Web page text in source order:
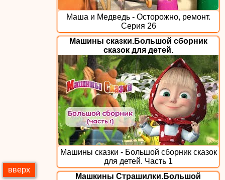
Маша и Медведь - Осторожно, ремонт.
Серия 26
Машины сказки.Большой сборник
сказок для детей.
Машины сказки - Большой сборник сказок
для детей. Часть 1
Машкины Страшилки.Большой
вверх